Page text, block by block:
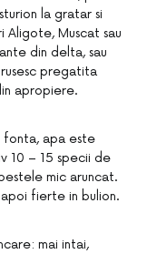
la gratar si
Aligote, Muscat sau
din delta, sau
pregatita
apropiere.
fonta, apa este
10 – 15 specii de
mic aruncat.
apoi fierte in bulion.
mai intai,